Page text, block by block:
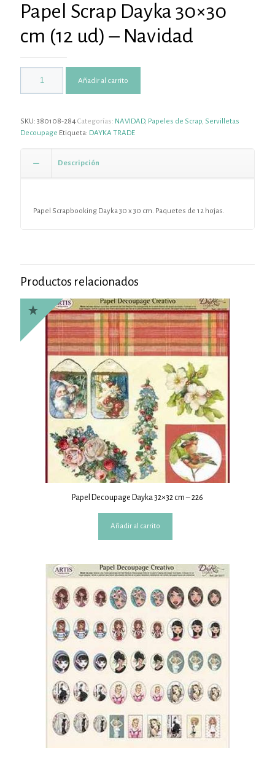
Papel Scrap Dayka 30×30
cm (12 ud) – Navidad
Añadir al carrito
SKU: 380108-284Categorías: NAVIDAD, Papeles de Scrap, Servilletas
Decoupage Etiqueta: DAYKA TRADE
Descripción
Papel Scrapbooking Dayka 30 x 30 cm. Paquetes de 12 hojas.
Productos relacionados
Papel Decoupage Dayka 32×32 cm – 226
Añadir al carrito